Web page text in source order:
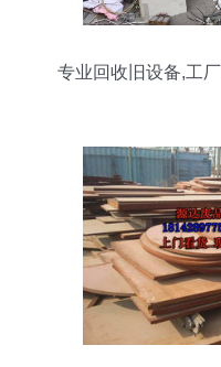
专业回收旧设备,工